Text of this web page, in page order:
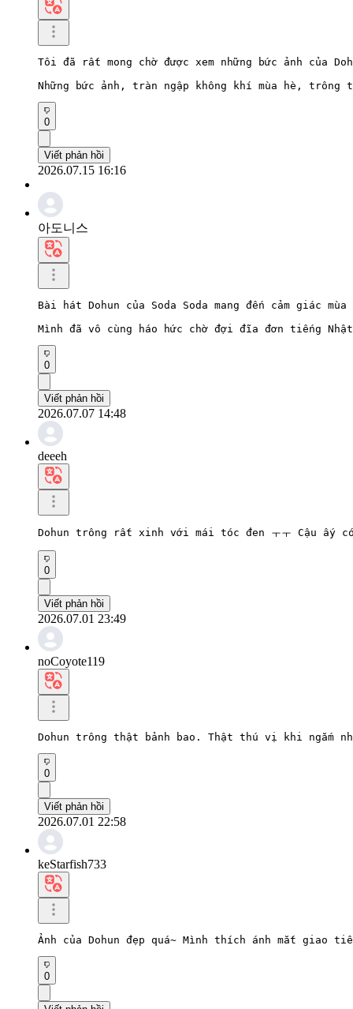
Tôi đã rất mong chờ được xem những bức ảnh của
Những bức ảnh, tràn ngập không khí mùa hè,
0
Viết phản hồi
2026.07.15 16:16
아도니스
Bài hát Dohun của Soda Soda mang đến cảm giác
Mình đã vô cùng háo hức chờ đợi đĩa đơn tiếng
0
Viết phản hồi
2026.07.07 14:48
deeeh
Dohun trông rất xinh với mái tóc đen ㅜㅜ Cậu ấy
0
Viết phản hồi
2026.07.01 23:49
noCoyote119
Dohun trông thật bảnh bao. Thật thú vị khi ngắm
0
Viết phản hồi
2026.07.01 22:58
keStarfish733
Ảnh của Dohun đẹp quá~ Mình thích ánh mắt giao
0